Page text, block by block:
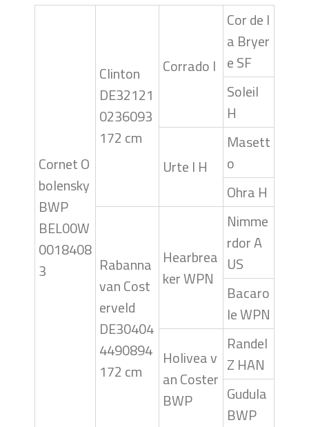
Cornet O
bolensky
BWP
BEL00W
0018408
3
Clinton
DE32121
0236093
172 cm
Corrado I
Cor de l
a Bryer
e SF
Soleil
H
Urte I H
Masett
o
Ohra H
Rabanna
van Cost
erveld
DE30404
4490894
172 cm
Hearbrea
ker WPN
Nimme
rdor A
US
Bacaro
le WPN
Holivea v
an Coster
BWP
Randel
Z HAN
Gudula
BWP